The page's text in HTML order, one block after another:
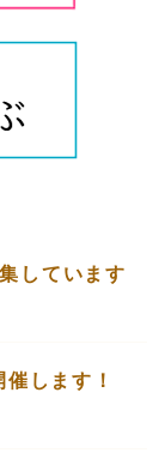
しています
します！